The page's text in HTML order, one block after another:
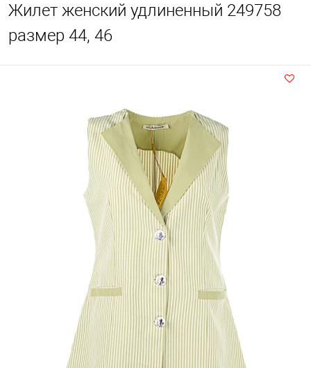
Жилет женский удлиненный 249758
размер 44, 46